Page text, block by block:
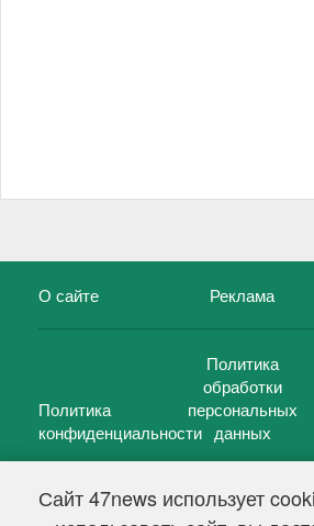
Сайт 47news использует
О сайте Реклама
Политика
конфиденциальности
Политика
обработки
персональных
данных